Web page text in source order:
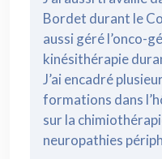
Bordet durant le
aussi géré l’onco-
kinésithérapie
J’ai encadré
formations dans
sur la
neuropathies